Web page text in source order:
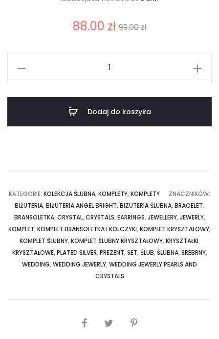
99.00zł
Pierwotna
cena
wynosiła:
99.00 zł.
88.00 zł
cena
88.00 zł.
Dodaj do koszyka
KATEGORIE: KOLEKCJA ŚLUBNA, KOMPLETY, KOMPLETY
ZNACZNIKÓW:
BIŻUTERIA, BIŻUTERIA ANGEL BRIGHT, BIZUTERIA ŚLUBNA, BRACELET,
BRANSOLETKA, CRYSTAL, CRYSTALS, EARRINGS, JEWELLERY, JEWERLY,
KOMPLET, KOMPLET BRANSOLETKA I KOLCZYKI, KOMPLET KRYSZTAŁOWY,
KOMPLET ŚLUBNY, KOMPLET ŚLUBNY KRYSZTAŁOWY, KRYSZTAŁKI,
KRYSZTAŁOWE, PLATED SILVER, PREZENT, SET, ŚLUB, ŚLUBNA, SREBRNY,
WEDDING, WEDDING JEWERLY, WEDDING JEWERLY PEARLS AND
CRYSTALS
SHARE